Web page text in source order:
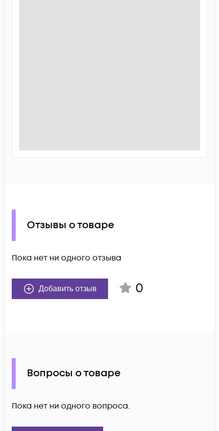
Отзывы о товаре
Пока нет ни одного отзыва
Добавить отзыв 0
Вопросы о товаре
Пока нет ни одного вопроса.